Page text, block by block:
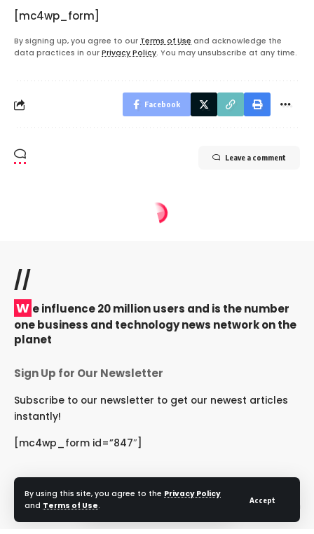
By using this site, you agree to the Privacy Policy
and Terms of Use.
Accept
[mc4wp_form]
By signing up, you agree to our Terms of Use and acknowledge the
data practices in our Privacy Policy. You may unsubscribe at any time.
Facebook
Leave a comment
//
W e influence 20 million users and is the number
one business and technology news network on the
planet
Sign Up for Our Newsletter
Subscribe to our newsletter to get our newest articles
instantly!
[mc4wp_form id=”847″]